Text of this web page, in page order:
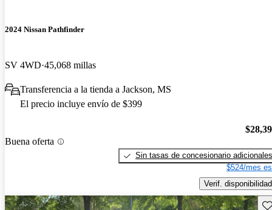
2024 Nissan Pathfinder
SV 4WD 45,068 millas
Transferencia a la tienda a Jackson, MS
El precio incluye envío de $399
Buena oferta
Sin tasas de concesionario adicionales
$524/mes
Verif. disponibilidad